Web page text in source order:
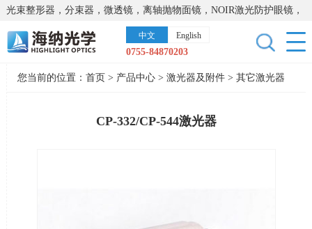
光束整形器，分束器，微透镜，离轴抛物面镜，NOIR激光防护眼镜，
太阳能模拟器，显微镜载物台，激光器，光谱仪，红外热像仪，激光
晶体
中文 English
0755-84870203
您当前的位置： 首页 > 产品中心> 激光器及附件 > 其它激光器
CP-332/CP-544激光器